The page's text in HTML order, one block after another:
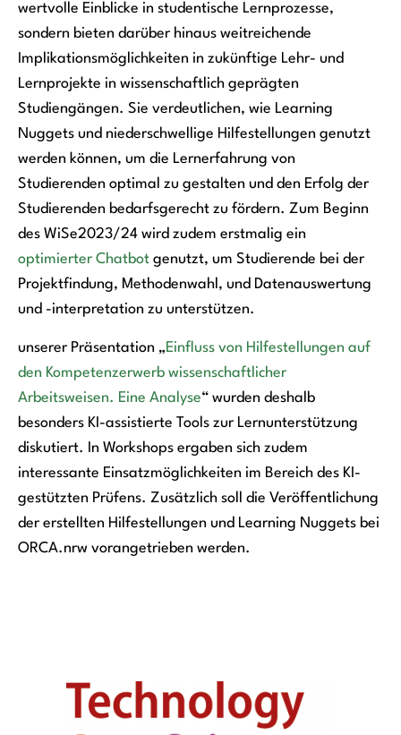
wertvolle Einblicke in studentische Lernprozesse,
sondern bieten darüber hinaus weitreichende
Implikationsmöglichkeiten in zukünftige Lehr- und
Lernprojekte in wissenschaftlich geprägten
Studiengängen. Sie verdeutlichen, wie Learning
Nuggets und niederschwellige Hilfestellungen genutzt
werden können, um die Lernerfahrung von
Studierenden optimal zu gestalten und den Erfolg der
Studierenden bedarfsgerecht zu fördern. Zum Beginn
des WiSe2023/24 wird zudem erstmalig ein
optimierter Chatbot genutzt, um Studierende bei der
Projektfindung, Methodenwahl, und Datenauswertung
und -interpretation zu unterstützen.
unserer Präsentation „Einfluss von Hilfestellungen auf
den Kompetenzerwerb wissenschaftlicher
Arbeitsweisen. Eine Analyse“ wurden deshalb
besonders KI-assistierte Tools zur Lernunterstützung
diskutiert. In Workshops ergaben sich zudem
interessante Einsatzmöglichkeiten im Bereich des KI-
gestützten Prüfens. Zusätzlich soll die Veröffentlichung
der erstellten Hilfestellungen und Learning Nuggets bei
ORCA.nrw vorangetrieben werden.